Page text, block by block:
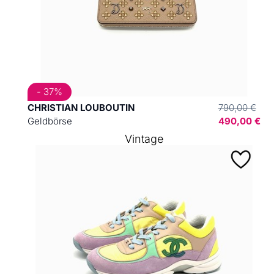
CHRISTIAN LOUBOUTIN
Geldbörse
790,00 €
490,00 €
- 37%
Vintage